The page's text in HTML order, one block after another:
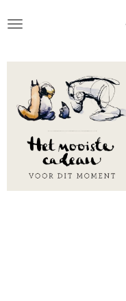
direct
de
hoofdinhoud